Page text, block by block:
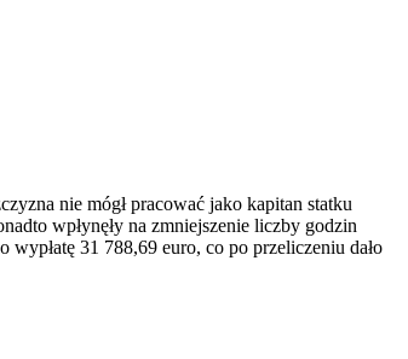
nie mógł pracować jako kapitan statku
wpłynęły na zmniejszenie liczby godzin
31 788,69 euro, co po przeliczeniu dało